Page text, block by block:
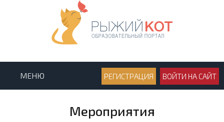
МЕНЮ РЕГИСТРАЦИЯ ВОЙТИ НА САЙТ
Мероприятия